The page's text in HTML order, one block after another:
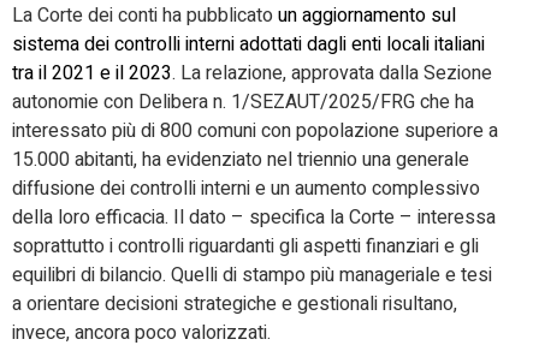
La Corte dei conti ha pubblicatoun aggiornamento sul
sistema dei controlli interni adottati dagli enti locali italiani
tra il 2021 e il 2023. La relazione, approvata dalla Sezione
autonomie con Delibera n. 1/SEZAUT/2025/FRG che ha
interessato più di 800 comuni con popolazione superiore a
15.000 abitanti, ha evidenziato nel triennio una generale
diffusione dei controlli interni e un aumento complessivo
della loro efficacia. Il dato – specifica la Corte – interessa
soprattutto i controlli riguardanti gli aspetti finanziari e gli
equilibri di bilancio. Quelli di stampo più manageriale e tesi
a orientare decisioni strategiche e gestionali risultano,
invece, ancora poco valorizzati.